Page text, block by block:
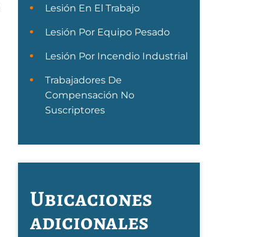
Lesión En El Trabajo
Lesión Por Equipo Pesado
Lesión Por Incendio Industrial
Trabajadores De
Compensación No
Suscriptores
Ubicaciones
adicionales